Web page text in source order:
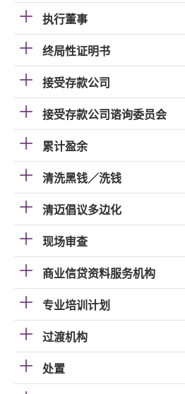
执行董事
终局性证明书
接受存款公司
接受存款公司谘询委员会
累计盈余
清洗黑钱／洗钱
清迈倡议多边化
现场审查
商业信贷资料服务机构
专业培训计划
过渡机构
处置